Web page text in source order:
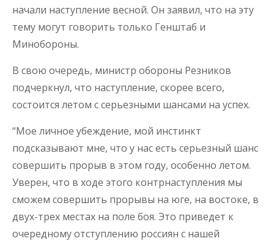
начали наступление весной. Он заявил, что на эту
тему могут говорить только Генштаб и
Минобороны.
В свою очередь, министр обороны Резников
подчеркнул, что наступление, скорее всего,
состоится летом с серьезными шансами на успех.
“Мое личное убеждение, мой инстинкт
подсказывают мне, что у нас есть серьезный шанс
совершить прорыв в этом году, особенно летом.
Уверен, что в ходе этого контрнаступления мы
сможем совершить прорывы на юге, на востоке, в
двух-трех местах на поле боя. Это приведет к
очередному отступлению россиян с нашей